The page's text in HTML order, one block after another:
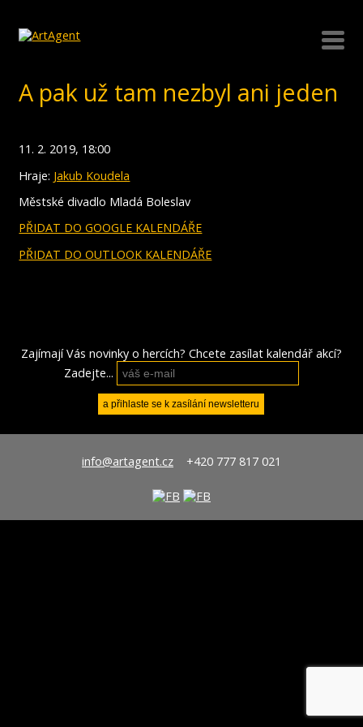
A pak už tam nezbyl ani jeden
11. 2. 2019, 18:00
Hraje: Jakub Koudela
Městské divadlo Mladá Boleslav
PŘIDAT DO GOOGLE KALENDÁŘE
PŘIDAT DO OUTLOOK KALENDÁŘE
Zajímají Vás novinky o hercích? Chcete zasílat kalendář akcí?
Zadejte...
info@artagent.cz+420 777 817 021